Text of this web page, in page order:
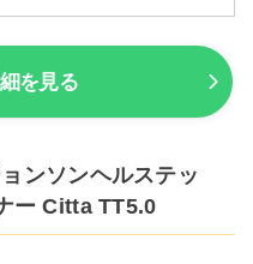
を見る
ンソンヘルステッ
ー Citta TT5.0